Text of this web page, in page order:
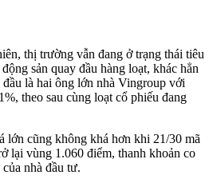
thị trường vẫn đang ở trạng thái tiêu
sản quay đầu hàng loạt, khác hẳn
là hai ông lớn nhà Vingroup với
theo sau cùng loạt cổ phiếu đang
lớn cũng không khá hơn khi 21/30 mã
lại vùng 1.060 điểm, thanh khoản co
nhà đầu tư.